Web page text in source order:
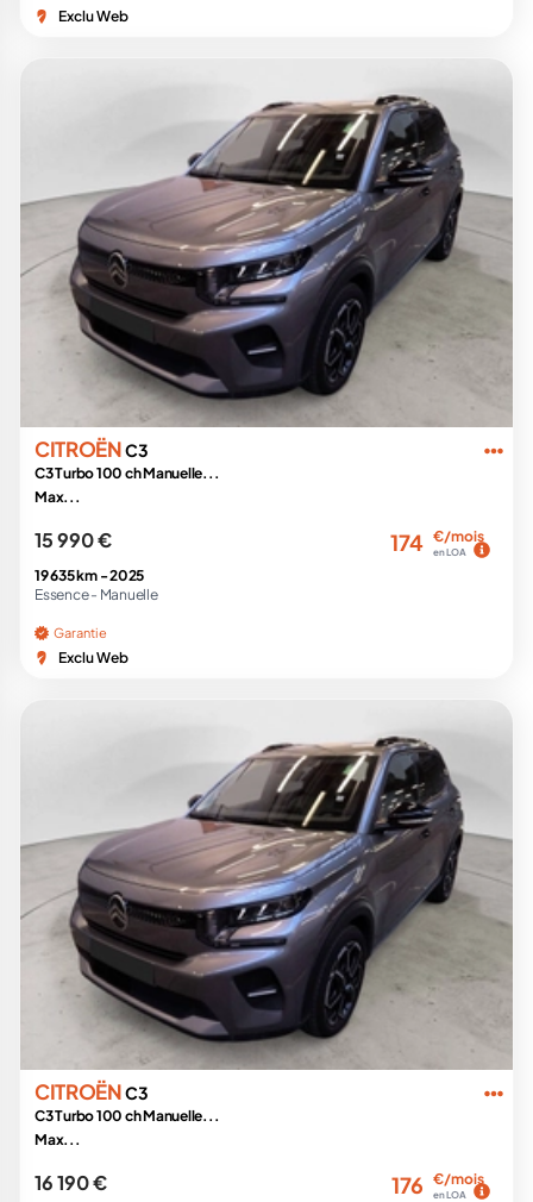
Exclu Web
CITROËNC3
C3 Turbo 100 ch Manuelle...
Max...
15 990 € 174 €/mois
en LOA
19 635 km -2025
Essence - Manuelle
Garantie
Exclu Web
CITROËNC3
C3 Turbo 100 ch Manuelle...
Max...
16 190 € 176 €/mois
en LOA